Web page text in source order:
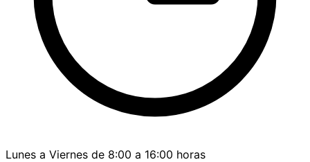
Lunes a Viernes de 8:00 a 16:00 horas